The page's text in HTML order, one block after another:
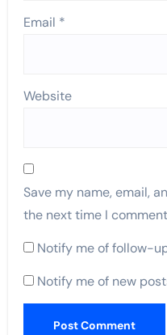
Email *
Website
Save my name, email,
the next time I
Notify me of follow-
Notify me of new